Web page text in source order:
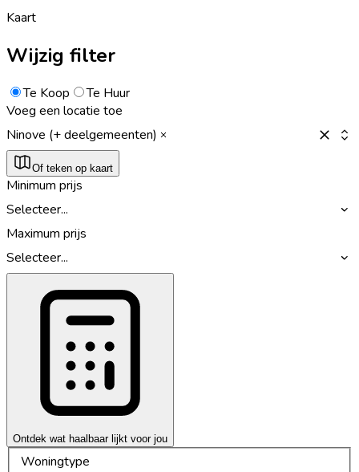
Kaart
Wijzig filter
Te Koop
Te Huur
Voeg een locatie toe
Ninove (+ deelgemeenten)
Of teken op kaart
Minimum prijs
Selecteer...
Maximum prijs
Selecteer...
Ontdek wat haalbaar lijkt voor jou
Woningtype